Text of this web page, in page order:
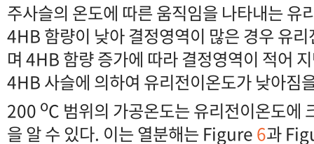
주사슬의 온도에 따른 움직임을 나타내는 유
4HB 함량이 낮아 결정영역이 많은 경우 유
며 4HB 함량 증가에 따라 결정영역이 적어
4HB 사슬에 의하여 유리전이온도가 낮아짐
200 oC 범위의 가공온도는 유리전이온도에
을 알 수 있다. 이는 열분해는 Figure6과